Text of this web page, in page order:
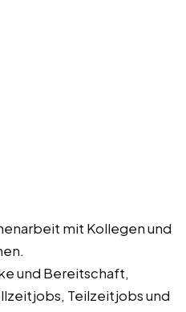
mit Kollegen und
und Bereitschaft,
Teilzeitjobs und